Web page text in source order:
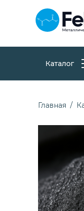
Каталог
Главная